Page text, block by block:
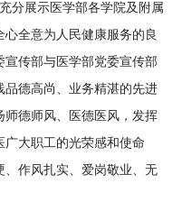
分展示医学部各学院及附属
全意为人民健康服务的良
传部与医学部党委宣传部
德高尚、业务精湛的先进
德师风、医德医风，发挥
大职工的光荣感和使命
作风扎实、爱岗敬业、无